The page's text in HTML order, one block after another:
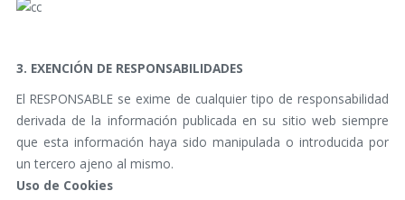
3. EXENCIÓN DE RESPONSABILIDADES
El RESPONSABLE se exime de cualquier tipo de responsabilidad
derivada de la información publicada en su sitio web siempre
que esta información haya sido manipulada o introducida por
un tercero ajeno al mismo.
Uso de Cookies